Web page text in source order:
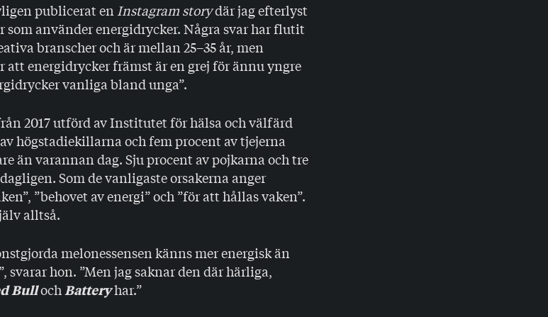
publicerat en Instagram storydär jag efterlyst
som använder energidrycker. Några svar har flutit
branscher och är mellan 25–35 år, men
energidrycker främst är en grej för ännu yngre
vanliga bland unga”.
2017 utförd av Institutet för hälsa och välfärd
högstadiekillarna och fem procent av tjejerna
än varannan dag. Sju procent av pojkarna och tre
Som de vanligaste orsakerna anger
”behovet av energi” och ”för att hållas vaken”.
alltså.
melonessensen känns mer energisk än
svarar hon. ”Men jag saknar den där härliga,
Bulloch Batteryhar.”